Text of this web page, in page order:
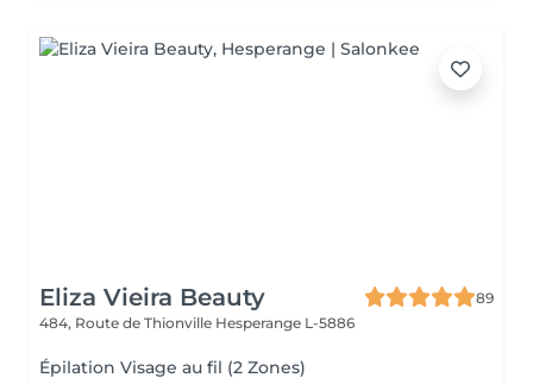
Eliza Vieira Beauty
89
484, Route de Thionville Hesperange L-5886
Épilation Visage au fil (2 Zones)